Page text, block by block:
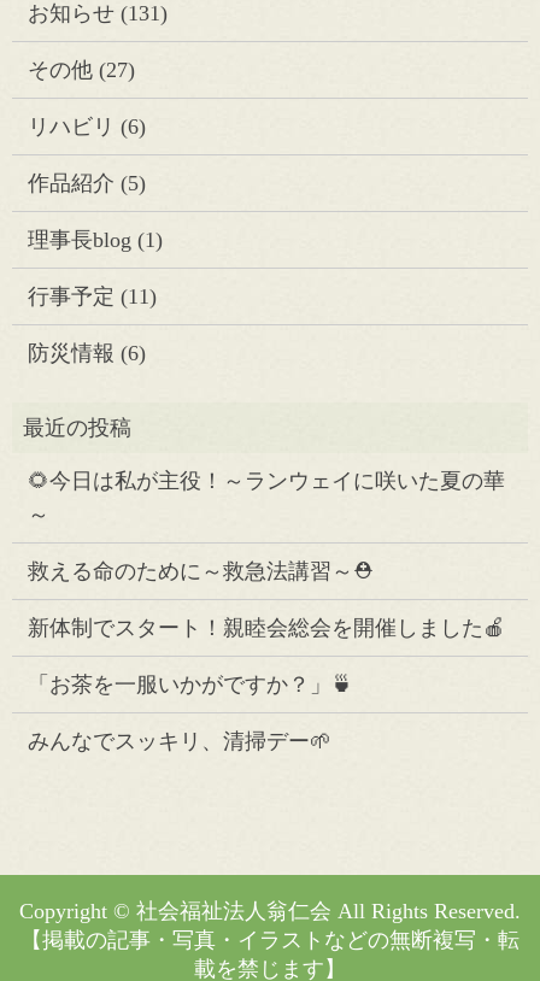
お知らせ(131)
その他(27)
リハビリ (6)
作品紹介 (5)
理事長blog (1)
行事予定 (11)
防災情報 (6)
🌻今日は私が主役！～ランウェイに咲いた夏の華
～
救える命のために～救急法講習～⛑️
新体制でスタート！親睦会総会を開催しました🍎
「お茶を一服いかがですか？」🍵
みんなでスッキリ、清掃デー🌱
Copyright © 社会福祉法人翁仁会 All Rights Reserved.
【掲載の記事・写真・イラストなどの無断複写・転
載を禁じます】